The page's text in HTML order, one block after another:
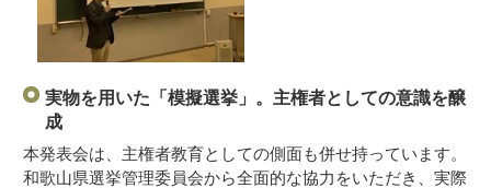
実物を用いた「模擬選挙」。主権者としての意識を醸
成
本発表会は、主権者教育としての側面も併せ持っています。
和歌山県選挙管理委員会から全面的な協力をいただき、実際